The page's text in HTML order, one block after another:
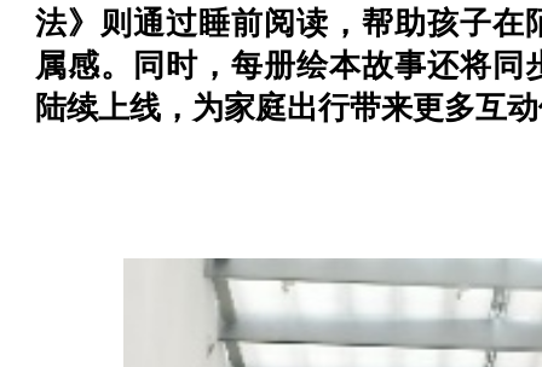
法》则通过睡前阅读，帮助孩子在
属感。同时，每册绘本故事还将同
陆续上线，为家庭出行带来更多互